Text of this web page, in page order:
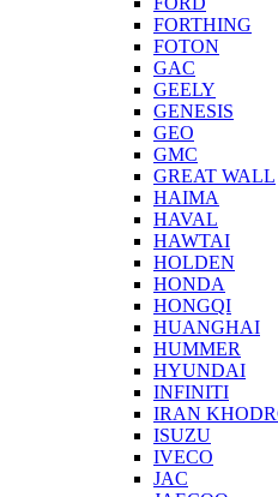
FORTHING
FOTON
GAC
GEELY
GENESIS
GEO
GMC
GREAT WALL
HAIMA
HAVAL
HAWTAI
HOLDEN
HONDA
HONGQI
HUANGHAI
HUMMER
HYUNDAI
INFINITI
IRAN
ISUZU
IVECO
JAC